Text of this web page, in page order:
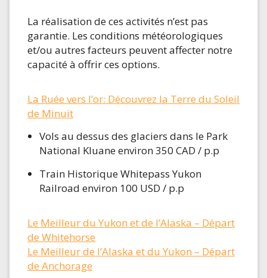
La réalisation de ces activités n’est pas
garantie. Les conditions météorologiques
et/ou autres facteurs peuvent affecter notre
capacité à offrir ces options.
La Ruée vers l’or: Découvrez la Terre du Soleil
de Minuit
Vols au dessus des glaciers dans le Park
National Kluane environ 350 CAD / p.p
Train Historique Whitepass Yukon
Railroad environ 100 USD / p.p
Le Meilleur du Yukon et de l’Alaska – Départ
de Whitehorse
Le Meilleur de l’Alaska et du Yukon – Départ
de Anchorage